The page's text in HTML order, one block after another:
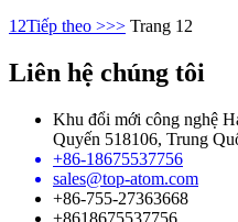
1 2Tiếp theo >>> Trang 12
Liên hệ chúng tôi
Khu đổi mới công nghệ
Quyến 518106, Trung
+86-18675537756
sales@top-atom.com
+86-755-27363668
+8618675537756